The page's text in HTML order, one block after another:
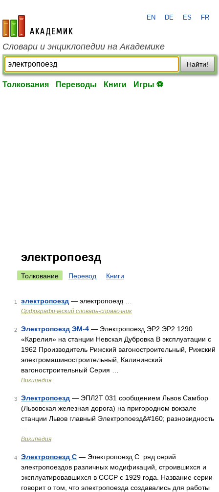
academic.ru
EN DE ES FR
Словари и энциклопедии на Академике
Найти!
Толкования Переводы Книги Игры ⚽
электропоезд
Толкование Перевод Книги
1 электропоезд — электропоезд …
Орфографический словарь-справочник
2 Электропоезд ЭМ-4 — Электропоезд ЭР2 ЭР2 1290
«Карелия» на станции Невская Дубровка В эксплуатации с
1962 Производитель Рижский вагоностроительный, Рижский
электромашиностроительный, Калининский
вагоностроительный Серия …
Википедия
3 Электропоезд — ЭПЛ2Т 031 сообщением Львов Самбор
(Львовская железная дорога) на пригородном вокзале
станции Львов главный Электропоезд&#160; разновидность
Википедия
4 Электропоезд С — Электропоезд С ряд серий
электропоездов различных модификаций, строившихся и
эксплуатировавшихся в СССР с 1929 года. Название серии
говорит о том, что электропоезда создавались для работы